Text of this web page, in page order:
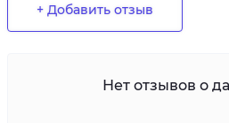
+ Добавить отзыв
Нет отзывов о